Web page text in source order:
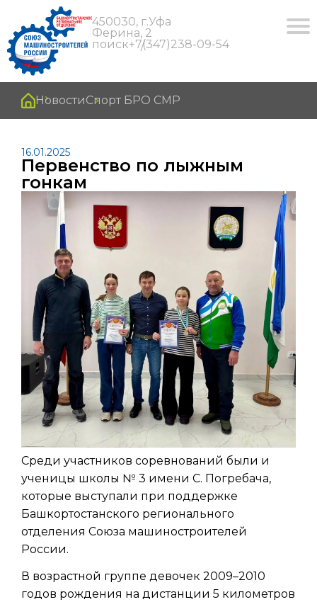
450030, г.Уфа
Ферина, 2
поиск+7(347)238-09-54
НовостиСпорт БРО СМР
16.01.2025
Первенство по лыжным
гонкам
Среди участников соревнований были и
ученицы школы № 3 имени С. Погребача,
которые выступали при поддержке
Башкортостанского регионального
отделения Союза машиностроителей
России.
В возрастной группе девочек 2009–2010
годов рождения на дистанции 5 километров